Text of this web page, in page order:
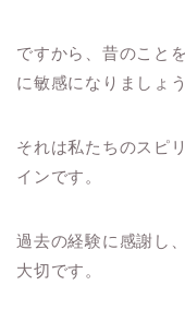
ですから、昔のこと
に敏感になりましょう
それは私たちのスピ
インです。
過去の経験に感謝し
大切です。